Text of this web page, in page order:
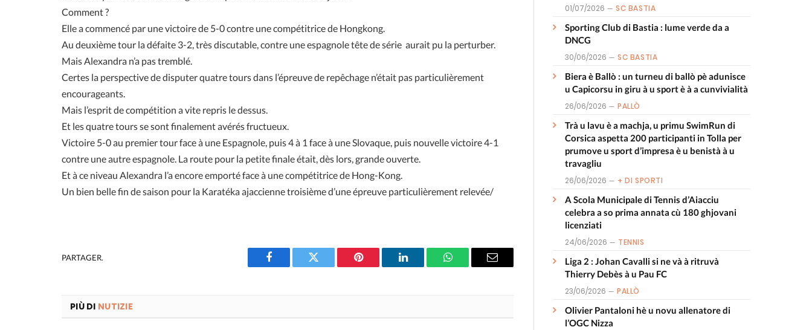
Comment ?
Elle a commencé par une victoire de 5-0 contre une compétitrice de Hongkong.
Au deuxième tour la défaite 3-2, très discutable, contre une espagnole tête de série aurait pu la perturber.
Mais Alexandra n’a pas tremblé.
Certes la perspective de disputer quatre tours dans l’épreuve de repêchage n’était pas particulièrement
encourageants.
Mais l’esprit de compétition a vite repris le dessus.
Et les quatre tours se sont finalement avérés fructueux.
Victoire 5-0 au premier tour face à une Espagnole, puis 4 à 1 face à une Slovaque, puis nouvelle victoire 4-1
contre une autre espagnole. La route pour la petite finale était, dès lors, grande ouverte.
Et à ce niveau Alexandra l’a encore emporté face à une compétitrice de Hong-Kong.
Un bien belle fin de saison pour la Karatéka ajaccienne troisième d’une épreuve particulièrement relevée/
PARTAGER.
Facebook Twitter Pinterest LinkedIn WhatsAppEmail
PIÙ DI NUTIZIE
01/07/2026 SC BASTIA
Sporting Club di Bastia : lume verde da a
DNCG
30/06/2026 SC BASTIA
Biera è Ballò : un turneu di ballò pè adunisce
u Capicorsu in giru à u sport è à a cunvivialità
26/06/2026 PALLÒ
Trà u lavu è a machja, u primu SwimRun di
Corsica aspetta 200 participanti in Tolla per
prumove u sport d’impresa è u benistà à u
travagliu
26/06/2026 + DI SPORTI
A Scola Municipale di Tennis d’Aiacciu
celebra a so prima annata cù 180 ghjovani
licenziati
24/06/2026 TENNIS
Liga 2 : Johan Cavalli si ne và à ritruvà
Thierry Debès à u Pau FC
23/06/2026 PALLÒ
Olivier Pantaloni hè u novu allenatore di
l’OGC Nizza